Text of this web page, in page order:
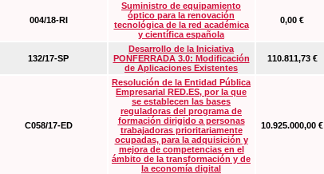
004/18-RI
Suministro de equipamiento
óptico para la renovación
tecnológica de la red académica
y científica española
0,00 €
132/17-SP
Desarrollo de la Iniciativa
PONFERRADA 3.0: Modificación
de Aplicaciones Existentes
110.811,73 €
C058/17-ED
Resolución de la Entidad Pública
Empresarial RED.ES, por la que
se establecen las bases
reguladoras del programa de
formación dirigido a personas
trabajadoras prioritariamente
ocupadas, para la adquisición y
mejora de competencias en el
ámbito de la transformación y de
la economía digital
10.925.000,00 €